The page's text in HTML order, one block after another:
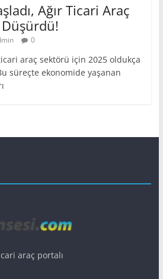
Ağır Ticari Araç
0
araç sektörü için 2025 oldukça
süreçte ekonomide yaşanan
araç portalı